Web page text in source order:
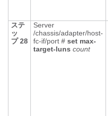
ステ
ッ
プ 28
Server
/chassis/adapter/host-
fc-if/port # set max-
target-luns count